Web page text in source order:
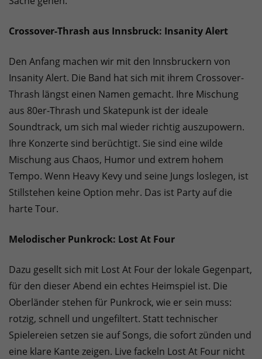
Crossover-Thrash aus Innsbruck: Insanity Alert
Den Anfang machen wir mit den Innsbruckern von
Insanity Alert. Die Band hat sich mit ihrem Crossover-
Thrash längst einen Namen gemacht. Ihre Mischung
aus 80er-Thrash und Skatepunk ist der ideale
Soundtrack, um sich mal wieder richtig auszupowern.
Ihre Konzerte sind berüchtigt. Sie sind eine wilde
Mischung aus Chaos, Humor und extrem hohem
Tempo. Wenn Heavy Kevy und seine Jungs loslegen, ist
Stillstehen keine Option mehr. Das ist Party auf die
harte Tour.
Melodischer Punkrock: Lost At Four
Dazu gesellt sich mit Lost At Four der lokale Gegenpart,
für den dieser Abend ein echtes Heimspiel ist. Die
Oberländer stehen für Punkrock, wie er sein muss:
rotzig, schnell und ungefiltert. Statt technischer
Spielereien setzen sie auf Songs, die sofort zünden und
eine klare Kante zeigen. Live fackeln Lost At Four nicht